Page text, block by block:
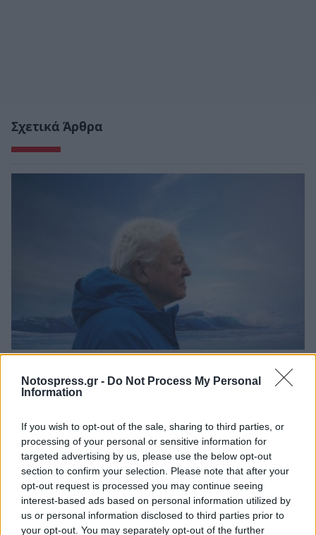
Notospress.gr - Do Not Process My Personal
Information
If you wish to opt-out of the sale, sharing to third parties, or
processing of your personal or sensitive information for
targeted advertising by us, please use the below opt-out
section to confirm your selection. Please note that after your
opt-out request is processed you may continue seeing
interest-based ads based on personal information utilized by
us or personal information disclosed to third parties prior to
your opt-out. You may separately opt-out of the further
Σχετικά Άρθρα
βραβευμένου ντοκιμαντέρ «Ocean with David
Attenborough»
04/08/2026 11:36